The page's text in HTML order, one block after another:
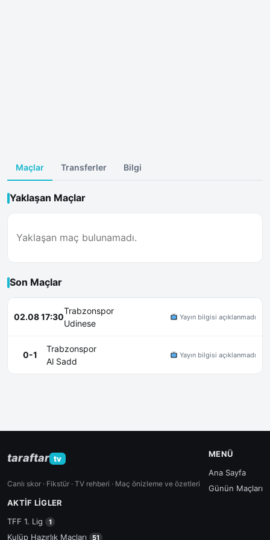
Maçlar Transferler Bilgi
Yaklaşan Maçlar
Yaklaşan maç bulunamadı.
Son Maçlar
02.08 17:30
Trabzonspor
Udinese
Yayın bilgisi açıklanmadı
0-1
Trabzonspor
Al Sadd
Yayın bilgisi açıklanmadı
taraftar tv
Canlı skor · Fikstür · TV rehberi · Maç önizleme ve özetleri
MENÜ
Ana Sayfa
Günün Maçları
AKTIF LIGLER
TFF 1. Lig
1
Kulüp Hazırlık Maçları 51